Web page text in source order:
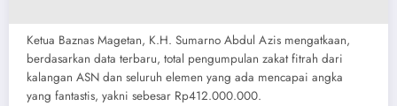
​Ketua Baznas Magetan, K.H. Sumarno Abdul Azis mengatkaan,
berdasarkan data terbaru, total pengumpulan zakat fitrah dari
kalangan ASN dan seluruh elemen yang ada mencapai angka
yang fantastis, yakni sebesar Rp412.000.000.